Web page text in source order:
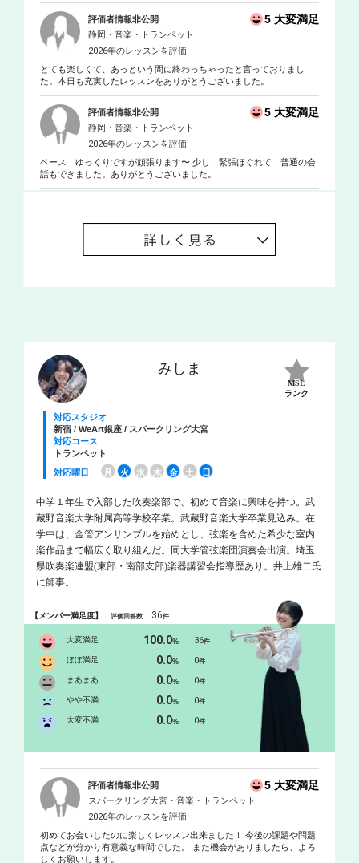
評価者情報非公開 5 大変満足
静岡・音楽・トランペット
2026年のレッスンを評価
とても楽しくて、あっという間に終わっちゃったと言っておりまし
た。本日も充実したレッスンをありがとうございました。
評価者情報非公開 5 大変満足
静岡・音楽・トランペット
2026年のレッスンを評価
ペース ゆっくりですが頑張ります〜 少し 緊張ほぐれて 普通の会
話もできました。ありがとうございました。
みしま
MSL
ランク
対応スタジオ
新宿 / WeArt銀座 / スパークリング大宮
対応コース
トランペット
対応曜日
月 火 水 木 金 土 日
中学１年生で入部した吹奏楽部で、初めて音楽に興味を持つ。武
蔵野音楽大学附属高等学校卒業。武蔵野音楽大学卒業見込み。在
学中は、金管アンサンブルを始めとし、弦楽を含めた希少な室内
楽作品まで幅広く取り組んだ。同大学管弦楽団演奏会出演。埼玉
県吹奏楽連盟(東部・南部支部)楽器講習会指導歴あり。井上雄二氏
に師事。
【メンバー満足度】評価回答数 36件
大変満足 100.0% 36件
ほぼ満足 0.0% 0件
まあまあ 0.0% 0件
やや不満 0.0% 0件
大変不満 0.0% 0件
評価者情報非公開 5 大変満足
スパークリング大宮・音楽・トランペット
2026年のレッスンを評価
初めてお会いしたのに楽しくレッスン出来ました！ 今後の課題や問題
点などが分かり有意義な時間でした。 また機会がありましたら、よろ
しくお願いします。